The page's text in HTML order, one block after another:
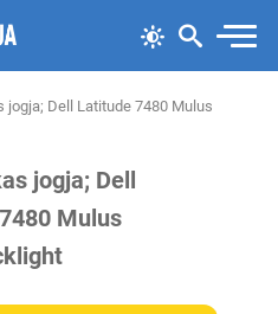
jogja; Dell Latitude 7480 Mulus
jogja; Dell
Mulus